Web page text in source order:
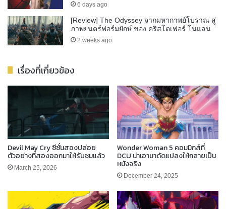
6 days ago
[Review] The Odyssey จากมหากาพย์โบราณ สู่
ภาพยนตร์ฟอร์มยักษ์ ของ คริสโตเฟอร์ โนแลน
2 weeks ago
เรื่องที่เกี่ยวข้อง
Devil May Cry ซีซั่นสองปล่อย
ตัวอย่างที่สองออกมาให้รับชมแล้ว
March 25, 2026
Wonder Woman 5 คอมมิกส์ที่
DCU น่าเอามาดัดแปลงให้กลายเป็น
หนังจริง
December 24, 2025